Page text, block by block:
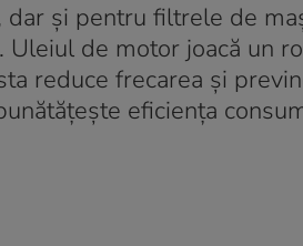
și pentru filtrele de
de motor joacă un
reduce frecarea și
eficiența